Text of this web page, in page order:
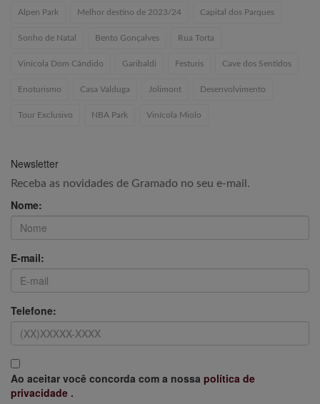
Alpen Park Melhor destino de 2023/24 Capital dos Parques
Sonho de Natal Bento Gonçalves Rua Torta
Vinícola Dom Cândido Garibaldi Festuris Cave dos Sentidos
Enoturismo Casa Valduga Jolimont Desenvolvimento
Tour Exclusivo NBA Park Vinícola Miolo
Newsletter
Receba as novidades de Gramado no seu e-mail.
Nome:
E-mail:
Telefone:
Ao aceitar você concorda com a nossa política de
privacidade .